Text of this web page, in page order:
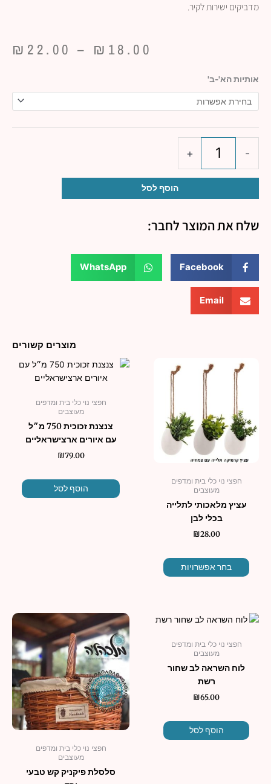
מדביקים ישירות לקיר.
₪ 18.00
–
₪ 22.00
אותיות הא'-ב'
-
כמות
של
אותיות
לשלט
בחירה
+
הוסף לסל
שלח את המוצר לחבר:
Facebook
WhatsApp
Email
מוצרים קשורים
חפצי נוי כלי בית ומדפים
מעוצבים
עציץ מלאכותי לתלייה
בכלי לבן
₪28.00
בחר אפשרויות
ניתן
חפצי נוי כלי בית ומדפים
מעוצבים
צנצנת זכוכית 750 מ״ל
עם איורים ארצישראליים
₪79.00
הוסף לסל
חפצי נוי כלי בית ומדפים
מעוצבים
לוח השראה לב שחור
רשת
₪65.00
הוסף לסל
חפצי נוי כלי בית ומדפים
מעוצבים
סלסלת פיקניק קש טבעי
למוצר
יש
מספר
סוגים.
ניתן
לבחור
את